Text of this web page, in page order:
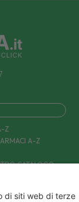
Z
A-Z
CATALOGO